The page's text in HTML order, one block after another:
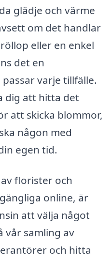
glädje och värme
om det handlar
eller en enkel
det en
varje tillfälle.
dig att hitta det
att skicka blommor,
någon med
egen tid.
florister och
online, är
att välja något
vår samling av
och hitta